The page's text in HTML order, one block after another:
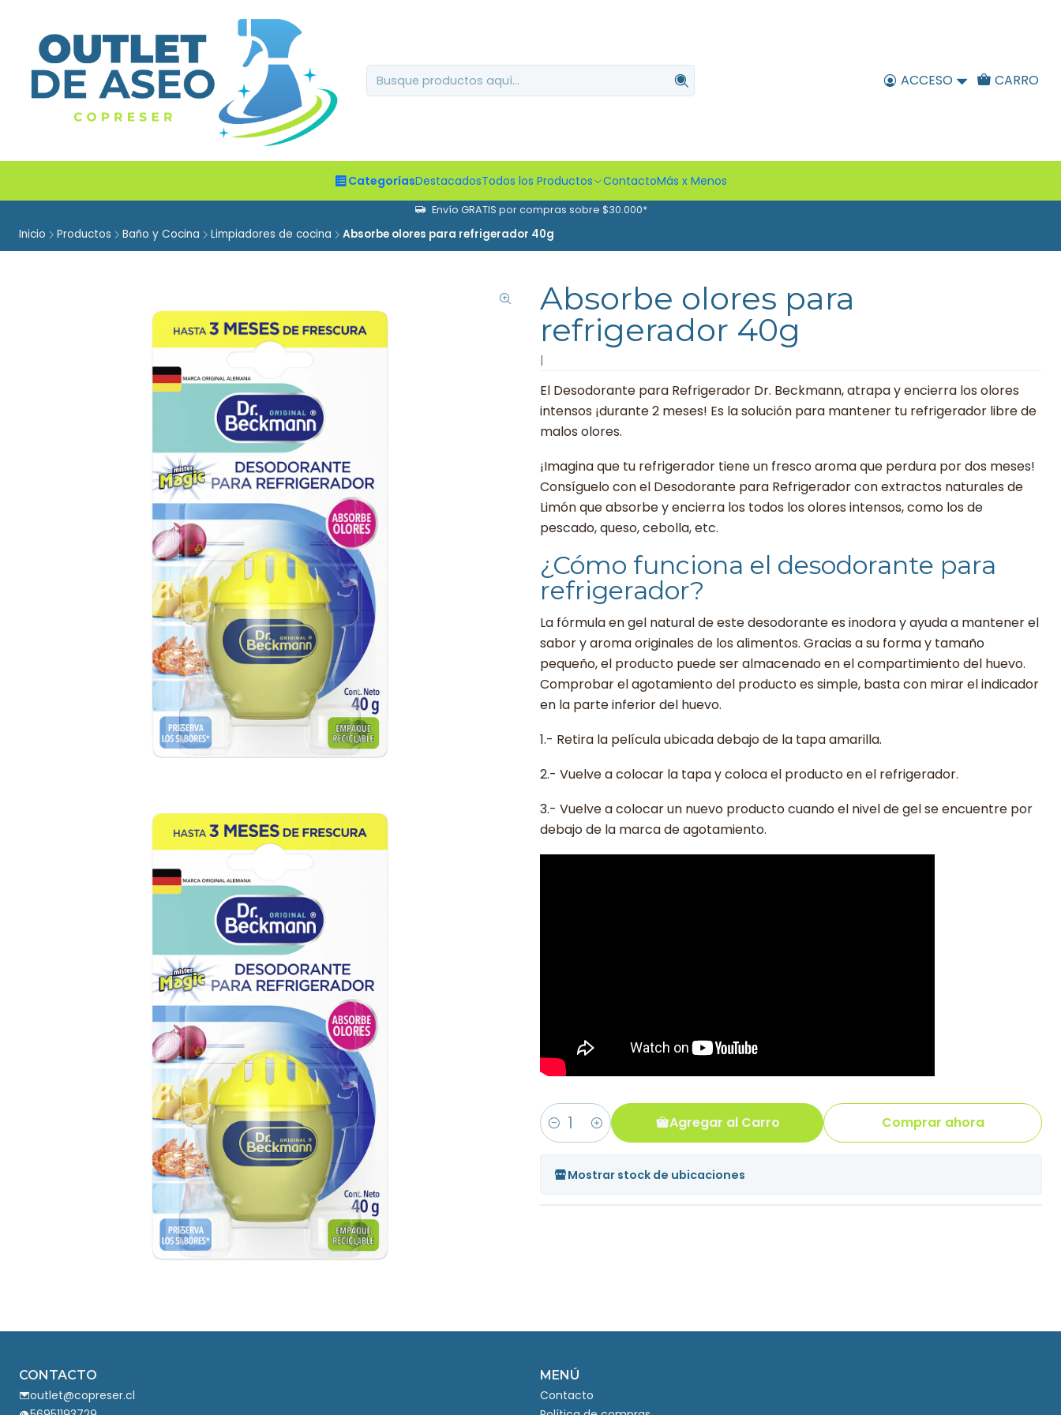
ACCESO CARRO
CategoríasDestacadosTodos los Productos ContactoMás x Menos
Envío GRATIS por compras sobre $30.000*
Inicio Productos Baño y Cocina Limpiadores de cocina Absorbe olores para refrigerador 40g
Absorbe olores para
refrigerador 40g
El Desodorante para Refrigerador Dr. Beckmann, atrapa y encierra los olores
intensos ¡durante 2 meses! Es la solución para mantener tu refrigerador libre de
malos olores.
¡Imagina que tu refrigerador tiene un fresco aroma que perdura por dos meses!
Consíguelo con el Desodorante para Refrigerador con extractos naturales de
Limón que absorbe y encierra los todos los olores intensos, como los de
pescado, queso, cebolla, etc.
¿Cómo funciona el desodorante para
refrigerador?
La fórmula en gel natural de este desodorante es inodora y ayuda a mantener el
sabor y aroma originales de los alimentos. Gracias a su forma y tamaño
pequeño, el producto puede ser almacenado en el compartimiento del huevo.
Comprobar el agotamiento del producto es simple, basta con mirar el indicador
en la parte inferior del huevo.
1.- Retira la película ubicada debajo de la tapa amarilla.
2.- Vuelve a colocar la tapa y coloca el producto en el refrigerador.
3.- Vuelve a colocar un nuevo producto cuando el nivel de gel se encuentre por
debajo de la marca de agotamiento.
Cantidad
Agregar al Carro Comprar ahora
Mostrar stock de ubicaciones
CONTACTO
outlet@copreser.cl
MENÚ
Contacto